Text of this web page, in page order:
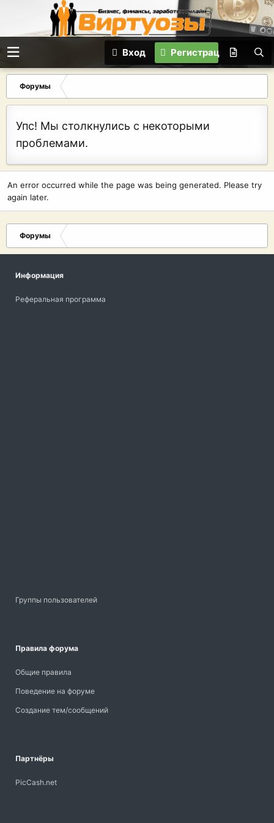
Вход Регистрация
Форумы
Упс! Мы столкнулись с некоторыми
проблемами.
An error occurred while the page was being generated. Please try
again later.
Форумы
Информация
Реферальная программа
Группы пользователей
Правила форума
Общие правила
Поведение на форуме
Создание тем/сообщений
Партнёры
PicCash.net